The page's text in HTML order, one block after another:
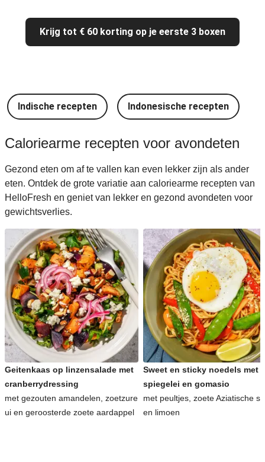
Krijg tot € 60 korting op je eerste 3 boxen
Indische recepten Indonesische recepten
Caloriearme recepten voor avondeten
Gezond eten om af te vallen kan even lekker zijn als ander
eten. Ontdek de grote variatie aan caloriearme recepten van
HelloFresh en geniet van lekker en gezond avondeten voor
gewichtsverlies.
Geitenkaas op linzensalade met
cranberrydressing
met gezouten amandelen, zoetzure
ui en geroosterde zoete aardappel
Sweet en sticky noedels met
spiegelei en gomasio
met peultjes, zoete Aziatische
en limoen